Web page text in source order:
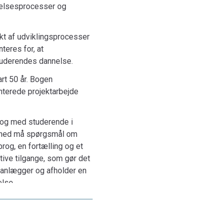
uddannelser, undervisere på
og dets historie, narrativ teori
og
af udviklingsprocesser
for, at
dannelse.
50 år. Bogen
projektarbejde
med studerende i
må spørgsmål om
en fortælling og et
tilgange, som gør det
og afholder en
som vil